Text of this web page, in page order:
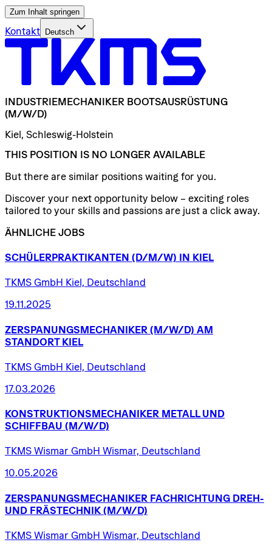
Zum Inhalt springen
Kontakt Deutsch
INDUSTRIEMECHANIKER BOOTSAUSRÜSTUNG
(M/W/D)
Kiel, Schleswig-Holstein
THIS POSITION IS NO LONGER AVAILABLE
But there are similar positions waiting for you.
Discover your next opportunity below – exciting roles
tailored to your skills and passions are just a click away.
ÄHNLICHE JOBS
SCHÜLERPRAKTIKANTEN (D/​M/​W) IN KIEL
TKMS GmbH Kiel, Deutschland
19.11.2025
ZERSPANUNGSMECHANIKER (M/W/D) AM
STANDORT KIEL
TKMS GmbH Kiel, Deutschland
17.03.2026
KONSTRUKTIONSMECHANIKER METALL UND
SCHIFFBAU (M/W/D)
TKMS Wismar GmbH Wismar, Deutschland
10.05.2026
ZERSPANUNGSMECHANIKER FACHRICHTUNG DREH-
UND FRÄSTECHNIK (M/W/D)
TKMS Wismar GmbH Wismar, Deutschland